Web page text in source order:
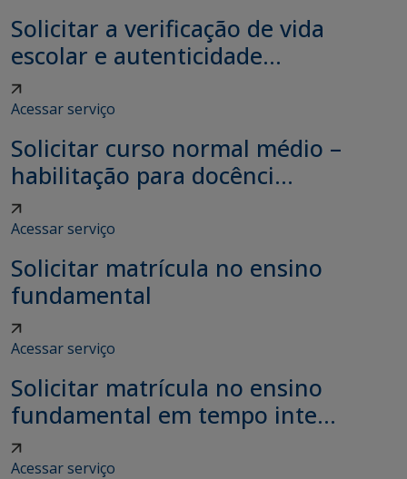
Solicitar a verificação de vida
escolar e autenticidade...
Acessar serviço
Solicitar curso normal médio –
habilitação para docênci...
Acessar serviço
Solicitar matrícula no ensino
fundamental
Acessar serviço
Solicitar matrícula no ensino
fundamental em tempo inte...
Acessar serviço